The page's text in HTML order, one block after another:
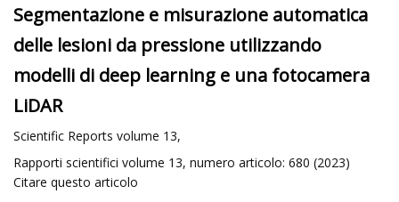
Segmentazione e misurazione automatica
delle lesioni da pressione utilizzando
modelli di deep learning e una fotocamera
LiDAR
Scientific Reports volume 13,
Rapporti scientifici volume 13, numero articolo: 680 (2023)
Citare questo articolo